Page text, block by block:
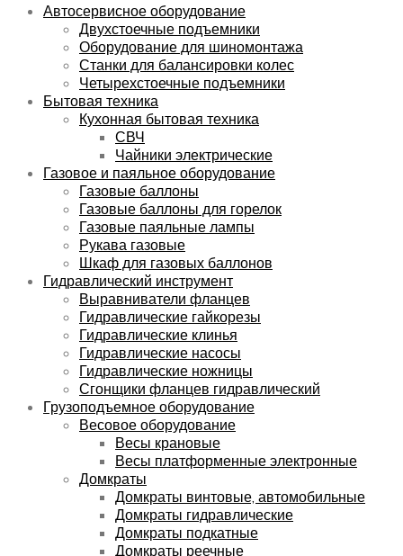
Автосервисное оборудование
Двухстоечные подъемники
Оборудование для шиномонтажа
Станки для балансировки колес
Четырехстоечные подъемники
Бытовая техника
Кухонная бытовая техника
СВЧ
Чайники электрические
Газовое и паяльное оборудование
Газовые баллоны
Газовые баллоны для горелок
Газовые паяльные лампы
Рукава газовые
Шкаф для газовых баллонов
Гидравлический инструмент
Выравниватели фланцев
Гидравлические гайкорезы
Гидравлические клинья
Гидравлические насосы
Гидравлические ножницы
Сгонщики фланцев гидравлический
Грузоподъемное оборудование
Весовое оборудование
Весы крановые
Весы платформенные электронные
Домкраты
Домкраты винтовые, автомобильные
Домкраты гидравлические
Домкраты подкатные
Домкраты реечные